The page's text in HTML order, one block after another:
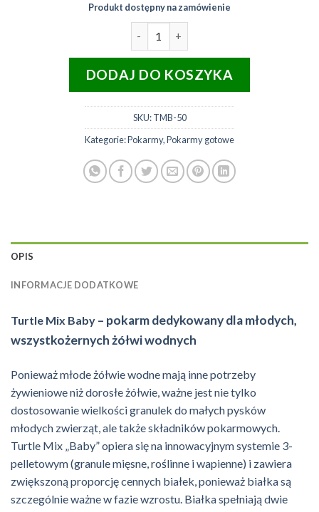
Produkt dostępny na zamówienie
DODAJ DO KOSZYKA
SKU:TMB-50
Kategorie:Pokarmy,Pokarmy gotowe
OPIS
INFORMACJE DODATKOWE
Turtle Mix Baby – pokarm dedykowany dla młodych,
wszystkożernych żółwi wodnych
Ponieważ młode żółwie wodne mają inne potrzeby
żywieniowe niż dorosłe żółwie, ważne jest nie tylko
dostosowanie wielkości granulek do małych pysków
młodych zwierząt, ale także składników pokarmowych.
Turtle Mix „Baby” opiera się na innowacyjnym systemie 3-
pelletowym (granule mięsne, roślinne i wapienne) i zawiera
zwiększoną proporcję cennych białek, ponieważ białka są
szczególnie ważne w fazie wzrostu. Białka spełniają dwie